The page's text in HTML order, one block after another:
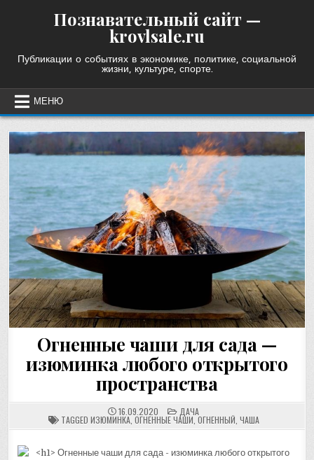
Познавательный сайт —
krovlsale.ru
Публикации о событиях в экономике, политике, социальной
жизни, культуре, спорте.
МЕНЮ
Огненные чаши для сада —
изюминка любого открытого
пространства
16.09.2020 POSTED
IN
ДАЧА
TAGGED ИЗЮМИНКА, ОГНЕННЫЕ ЧАШИ ОГНЕННЫЙ ЧАША